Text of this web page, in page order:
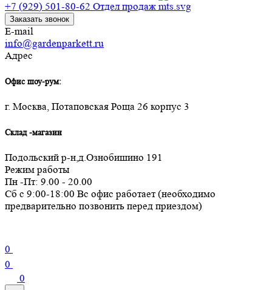
+7 (929) 501-80-62 Отдел продаж
Заказать звонок
E-mail
info@gardenparkett.ru
Адрес
Офис шоу-рум:
г. Москва, Потаповская Роща 26 корпус 3
Склад -магазин
Подольский р-н,д.Ознобишино 191
Режим работы
Пн -Пт: 9.00 - 20.00
Сб с 9:00-18:00 Вс офис работает (необходимо
предварительно позвонить перед приездом)
0
0
0